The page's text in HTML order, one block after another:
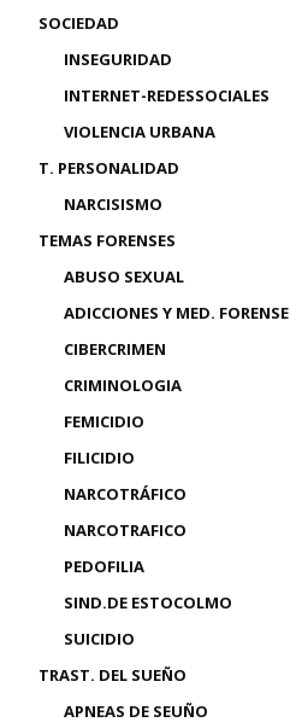
SOCIEDAD
INSEGURIDAD
INTERNET-REDESSOCIALES
VIOLENCIA URBANA
T. PERSONALIDAD
NARCISISMO
TEMAS FORENSES
ABUSO SEXUAL
ADICCIONES Y MED. FORENSE
CIBERCRIMEN
CRIMINOLOGIA
FEMICIDIO
FILICIDIO
NARCOTRÁFICO
NARCOTRAFICO
PEDOFILIA
SIND.DE ESTOCOLMO
SUICIDIO
TRAST. DEL SUEÑO
APNEAS DE SEUÑO